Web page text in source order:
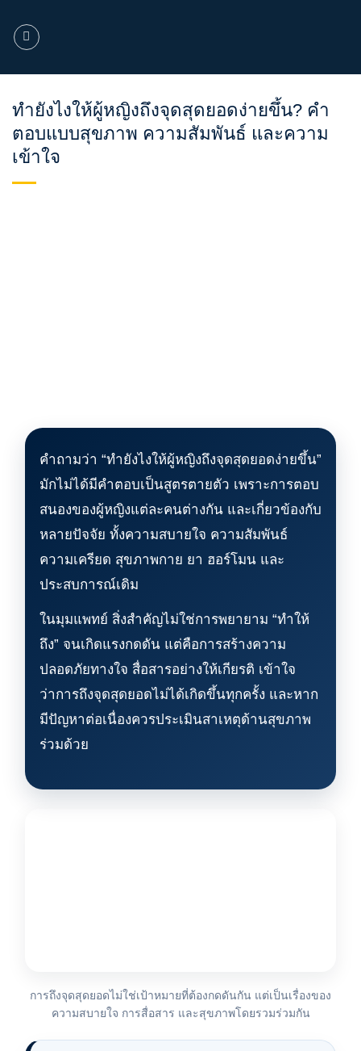
ทำยังไงให้ผู้หญิงถึงจุดสุดยอดง่ายขึ้น? คำ
ตอบแบบสุขภาพ ความสัมพันธ์ และความ
เข้าใจ
คำถามว่า “ทำยังไงให้ผู้หญิงถึงจุดสุดยอดง่ายขึ้น”
มักไม่ได้มีคำตอบเป็นสูตรตายตัว เพราะการตอบ
สนองของผู้หญิงแต่ละคนต่างกัน และเกี่ยวข้องกับ
หลายปัจจัย ทั้งความสบายใจ ความสัมพันธ์
ความเครียด สุขภาพกาย ยา ฮอร์โมน และ
ประสบการณ์เดิม
ในมุมแพทย์ สิ่งสำคัญไม่ใช่การพยายาม “ทำให้
ถึง” จนเกิดแรงกดดัน แต่คือการสร้างความ
ปลอดภัยทางใจ สื่อสารอย่างให้เกียรติ เข้าใจ
ว่าการถึงจุดสุดยอดไม่ได้เกิดขึ้นทุกครั้ง และหาก
มีปัญหาต่อเนื่องควรประเมินสาเหตุด้านสุขภาพ
ร่วมด้วย
การถึงจุดสุดยอดไม่ใช่เป้าหมายที่ต้องกดดันกัน แต่เป็นเรื่องของ
ความสบายใจ การสื่อสาร และสุขภาพโดยรวมร่วมกัน